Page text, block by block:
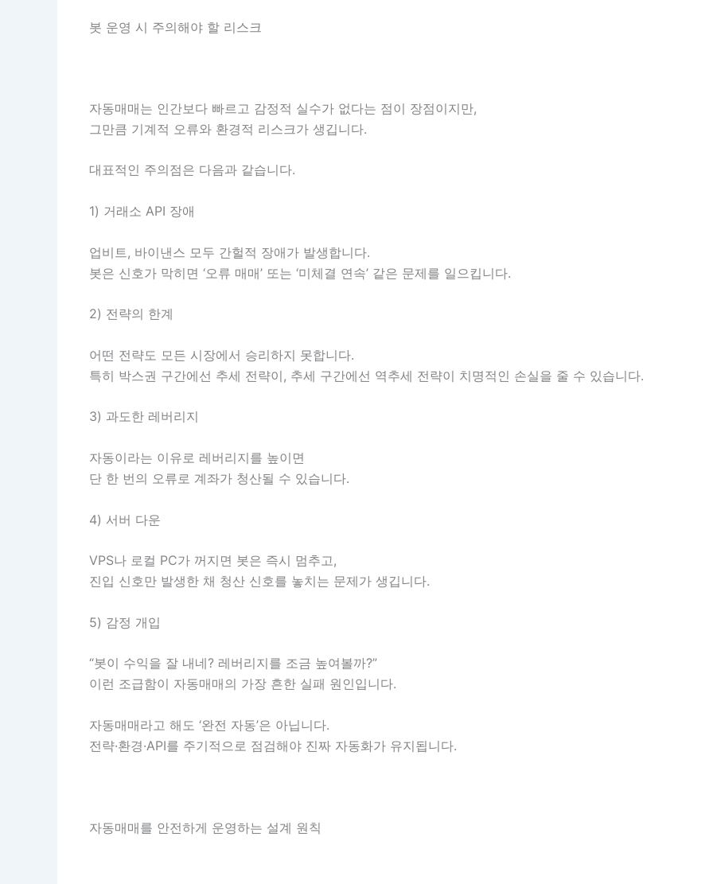
봇 운영 시 주의해야 할 리스크
자동매매는 인간보다 빠르고 감정적 실수가 없다는 점이 장점이지만,
그만큼 기계적 오류와 환경적 리스크가 생깁니다.
대표적인 주의점은 다음과 같습니다.
1) 거래소 API 장애
업비트, 바이낸스 모두 간헐적 장애가 발생합니다.
봇은 신호가 막히면 ‘오류 매매’ 또는 ‘미체결 연속’ 같은 문제를 일으킵니다.
2) 전략의 한계
어떤 전략도 모든 시장에서 승리하지 못합니다.
특히 박스권 구간에선 추세 전략이, 추세 구간에선 역추세 전략이 치명적인 손실을 줄 수 있습니다.
3) 과도한 레버리지
자동이라는 이유로 레버리지를 높이면
단 한 번의 오류로 계좌가 청산될 수 있습니다.
4) 서버 다운
VPS나 로컬 PC가 꺼지면 봇은 즉시 멈추고,
진입 신호만 발생한 채 청산 신호를 놓치는 문제가 생깁니다.
5) 감정 개입
“봇이 수익을 잘 내네? 레버리지를 조금 높여볼까?”
이런 조급함이 자동매매의 가장 흔한 실패 원인입니다.
자동매매라고 해도 ‘완전 자동’은 아닙니다.
전략·환경·API를 주기적으로 점검해야 진짜 자동화가 유지됩니다.
자동매매를 안전하게 운영하는 설계 원칙